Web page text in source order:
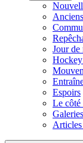
Jour de
Espoirs
Le côté